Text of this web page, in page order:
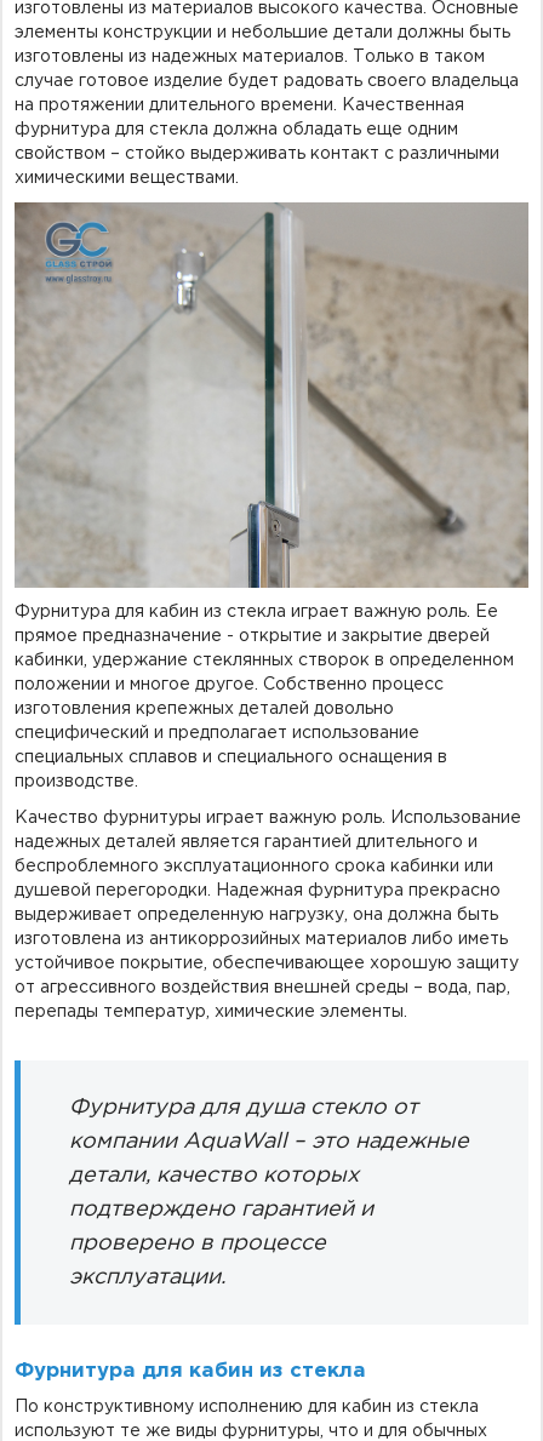
изготовлены из материалов высокого качества. Основные
элементы конструкции и небольшие детали должны быть
изготовлены из надежных материалов. Только в таком
случае готовое изделие будет радовать своего владельца
на протяжении длительного времени. Качественная
фурнитура для стекла должна обладать еще одним
свойством – стойко выдерживать контакт с различными
химическими веществами.
Фурнитура для кабин из стекла играет важную роль. Ее
прямое предназначение - открытие и закрытие дверей
кабинки, удержание стеклянных створок в определенном
положении и многое другое. Собственно процесс
изготовления крепежных деталей довольно
специфический и предполагает использование
специальных сплавов и специального оснащения в
производстве.
Качество фурнитуры играет важную роль. Использование
надежных деталей является гарантией длительного и
беспроблемного эксплуатационного срока кабинки или
душевой перегородки. Надежная фурнитура прекрасно
выдерживает определенную нагрузку, она должна быть
изготовлена из антикоррозийных материалов либо иметь
устойчивое покрытие, обеспечивающее хорошую защиту
от агрессивного воздействия внешней среды – вода, пар,
перепады температур, химические элементы.
Фурнитура для душа стекло от
компании AquaWall – это надежные
детали, качество которых
подтверждено гарантией и
проверено в процессе
эксплуатации.
Фурнитура для кабин из стекла
По конструктивному исполнению для кабин из стекла
используют те же виды фурнитуры, что и для обычных